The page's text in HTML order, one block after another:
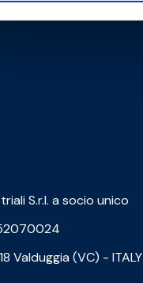
S.r.l. a socio unico
Valduggia (VC) - ITALY